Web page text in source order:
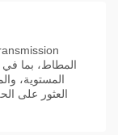
المطاط، بما في
المستوية،
العثور على